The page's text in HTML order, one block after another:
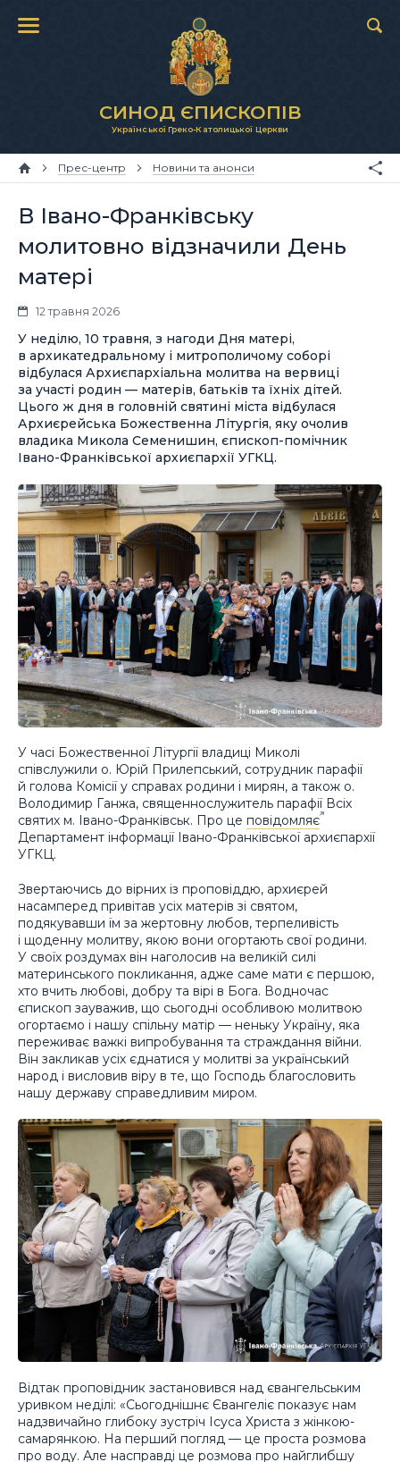
СИНОД ЄПИСКОПІВ
Української Греко-Католицької Церкви
Прес-центр Новини та анонси
В Івано-Франківську
молитовно відзначили День
матері
12 травня 2026
У неділю, 10 травня, з нагоди Дня матері,
в архикатедральному і митрополичому соборі
відбулася Архиєпархіальна молитва на вервиці
за участі родин — матерів, батьків та їхніх дітей.
Цього ж дня в головній святині міста відбулася
Архиєрейська Божественна Літургія, яку очолив
владика Микола Семенишин, єпископ-помічник
Івано-Франківської архиєпархії УГКЦ.
У часі Божественної Літургії владиці Миколі
співслужили о. Юрій Прилепський, сотрудник парафії
й голова Комісії у справах родини і мирян, а також о.
Володимир Ганжа, священнослужитель парафії Всіх
святих м. Івано-Франківськ. Про це повідомляє
Департамент інформації Івано-Франківської архиєпархії
УГКЦ.
Звертаючись до вірних із проповіддю, архиєрей
насамперед привітав усіх матерів зі святом,
подякувавши їм за жертовну любов, терпеливість
і щоденну молитву, якою вони огортають свої родини.
У своїх роздумах він наголосив на великій силі
материнського покликання, адже саме мати є першою,
хто вчить любові, добру та вірі в Бога. Водночас
єпископ зауважив, що сьогодні особливою молитвою
огортаємо і нашу спільну матір — неньку Україну, яка
переживає важкі випробування та страждання війни.
Він закликав усіх єднатися у молитві за український
народ і висловив віру в те, що Господь благословить
нашу державу справедливим миром.
Відтак проповідник застановився над євангельським
уривком неділі: «Сьогоднішнє Євангеліє показує нам
надзвичайно глибоку зустріч Ісуса Христа з жінкою-
самарянкою. На перший погляд — це проста розмова
про воду. Але насправді це розмова про найглибшу